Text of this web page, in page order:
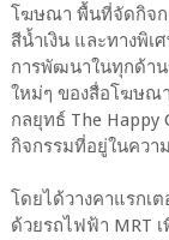
โฆษณา พื้นที่จัดกิจก
สีน้ำเงิน และทางพิเ
การพัฒนาในทุกด้าน
ใหม่ๆ ของสื่อโฆษณ
กลยุทธ์ The Happy
กิจกรรมที่อยู่ในควา
โดยได้วางคาแรกเ
ด้วยรถไฟฟ้า MRT